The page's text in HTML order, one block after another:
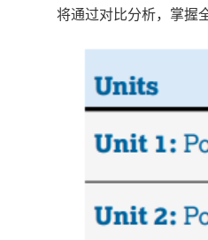
将通过对比分析，掌握